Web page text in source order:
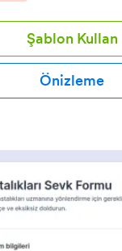
Şablon Kullan
Önizleme